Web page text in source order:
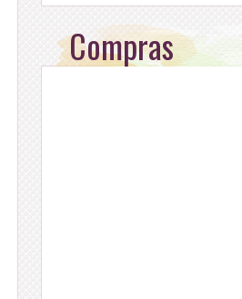
Compras